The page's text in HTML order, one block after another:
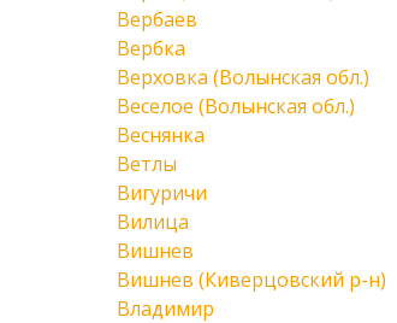
Вербаев
Вербка
Верховка (Волынская обл.)
Веселое (Волынская обл.)
Веснянка
Ветлы
Вигуричи
Вилица
Вишнев
Вишнев (Киверцовский р-н)
Владимир